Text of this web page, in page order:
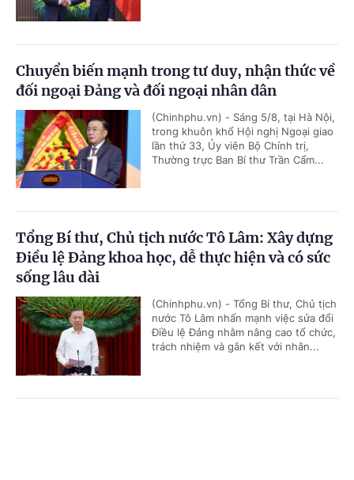
Chuyển biến mạnh trong tư duy, nhận thức về
đối ngoại Đảng và đối ngoại nhân dân
(Chinhphu.vn) - Sáng 5/8, tại Hà Nội,
trong khuôn khổ Hội nghị Ngoại giao
lần thứ 33, Ủy viên Bộ Chính trị,
Thường trực Ban Bí thư Trần Cẩm...
Tổng Bí thư, Chủ tịch nước Tô Lâm: Xây dựng
Điều lệ Đảng khoa học, dễ thực hiện và có sức
sống lâu dài
(Chinhphu.vn) - Tổng Bí thư, Chủ tịch
nước Tô Lâm nhấn mạnh việc sửa đổi
Điều lệ Đảng nhằm nâng cao tổ chức,
trách nhiệm và gắn kết với nhân...